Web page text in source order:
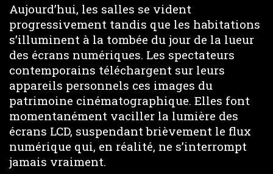
Aujourd’hui, les salles se vident
progressivement tandis que les habitations
s’illuminent à la tombée du jour de la lueur
des écrans numériques. Les spectateurs
contemporains téléchargent sur leurs
appareils personnels ces images du
patrimoine cinématographique. Elles font
momentanément vaciller la lumière des
écrans LCD, suspendant brièvement le flux
numérique qui, en réalité, ne s’interrompt
jamais vraiment.